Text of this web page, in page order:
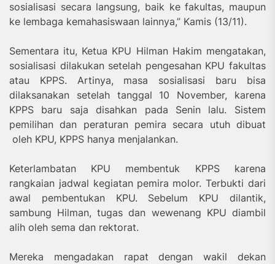
sosialisasi secara langsung, baik ke fakultas, maupun
ke lembaga kemahasiswaan lainnya,” Kamis (13/11).
Sementara itu, Ketua KPU Hilman Hakim mengatakan,
sosialisasi dilakukan setelah pengesahan KPU fakultas
atau KPPS. Artinya, masa sosialisasi baru bisa
dilaksanakan setelah tanggal 10 November, karena
KPPS baru saja disahkan pada Senin lalu. Sistem
pemilihan dan peraturan pemira secara utuh dibuat
oleh KPU, KPPS hanya menjalankan.
Keterlambatan KPU membentuk KPPS karena
rangkaian jadwal kegiatan pemira molor. Terbukti dari
awal pembentukan KPU. Sebelum KPU dilantik,
sambung Hilman, tugas dan wewenang KPU diambil
alih oleh sema dan rektorat.
Mereka mengadakan rapat dengan wakil dekan